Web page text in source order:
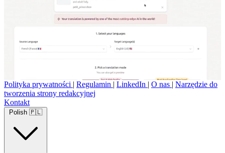
Polityka prywatności | Regulamin | LinkedIn | O nas | Narzędzie do
tworzenia strony redakcyjnej
Kontakt
Polish 🇵🇱